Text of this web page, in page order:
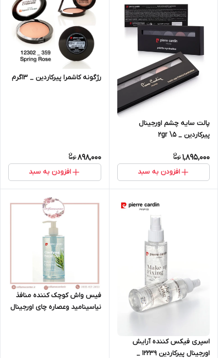
پالت سایه چشم اورجینال
پیرکاردین _ 2gr \5
1,895,000
افزودن به سبد
رژگونه کاشمرا پیرکاردین _ ۱۳گرم
898,000
افزودن به سبد
اسپری فیکس کننده آرایش
اورجینال پیرکاردین 12239 _
فیس واش کوچک کننده منافذ
نیاسینامید وعصاره چای اورجینال